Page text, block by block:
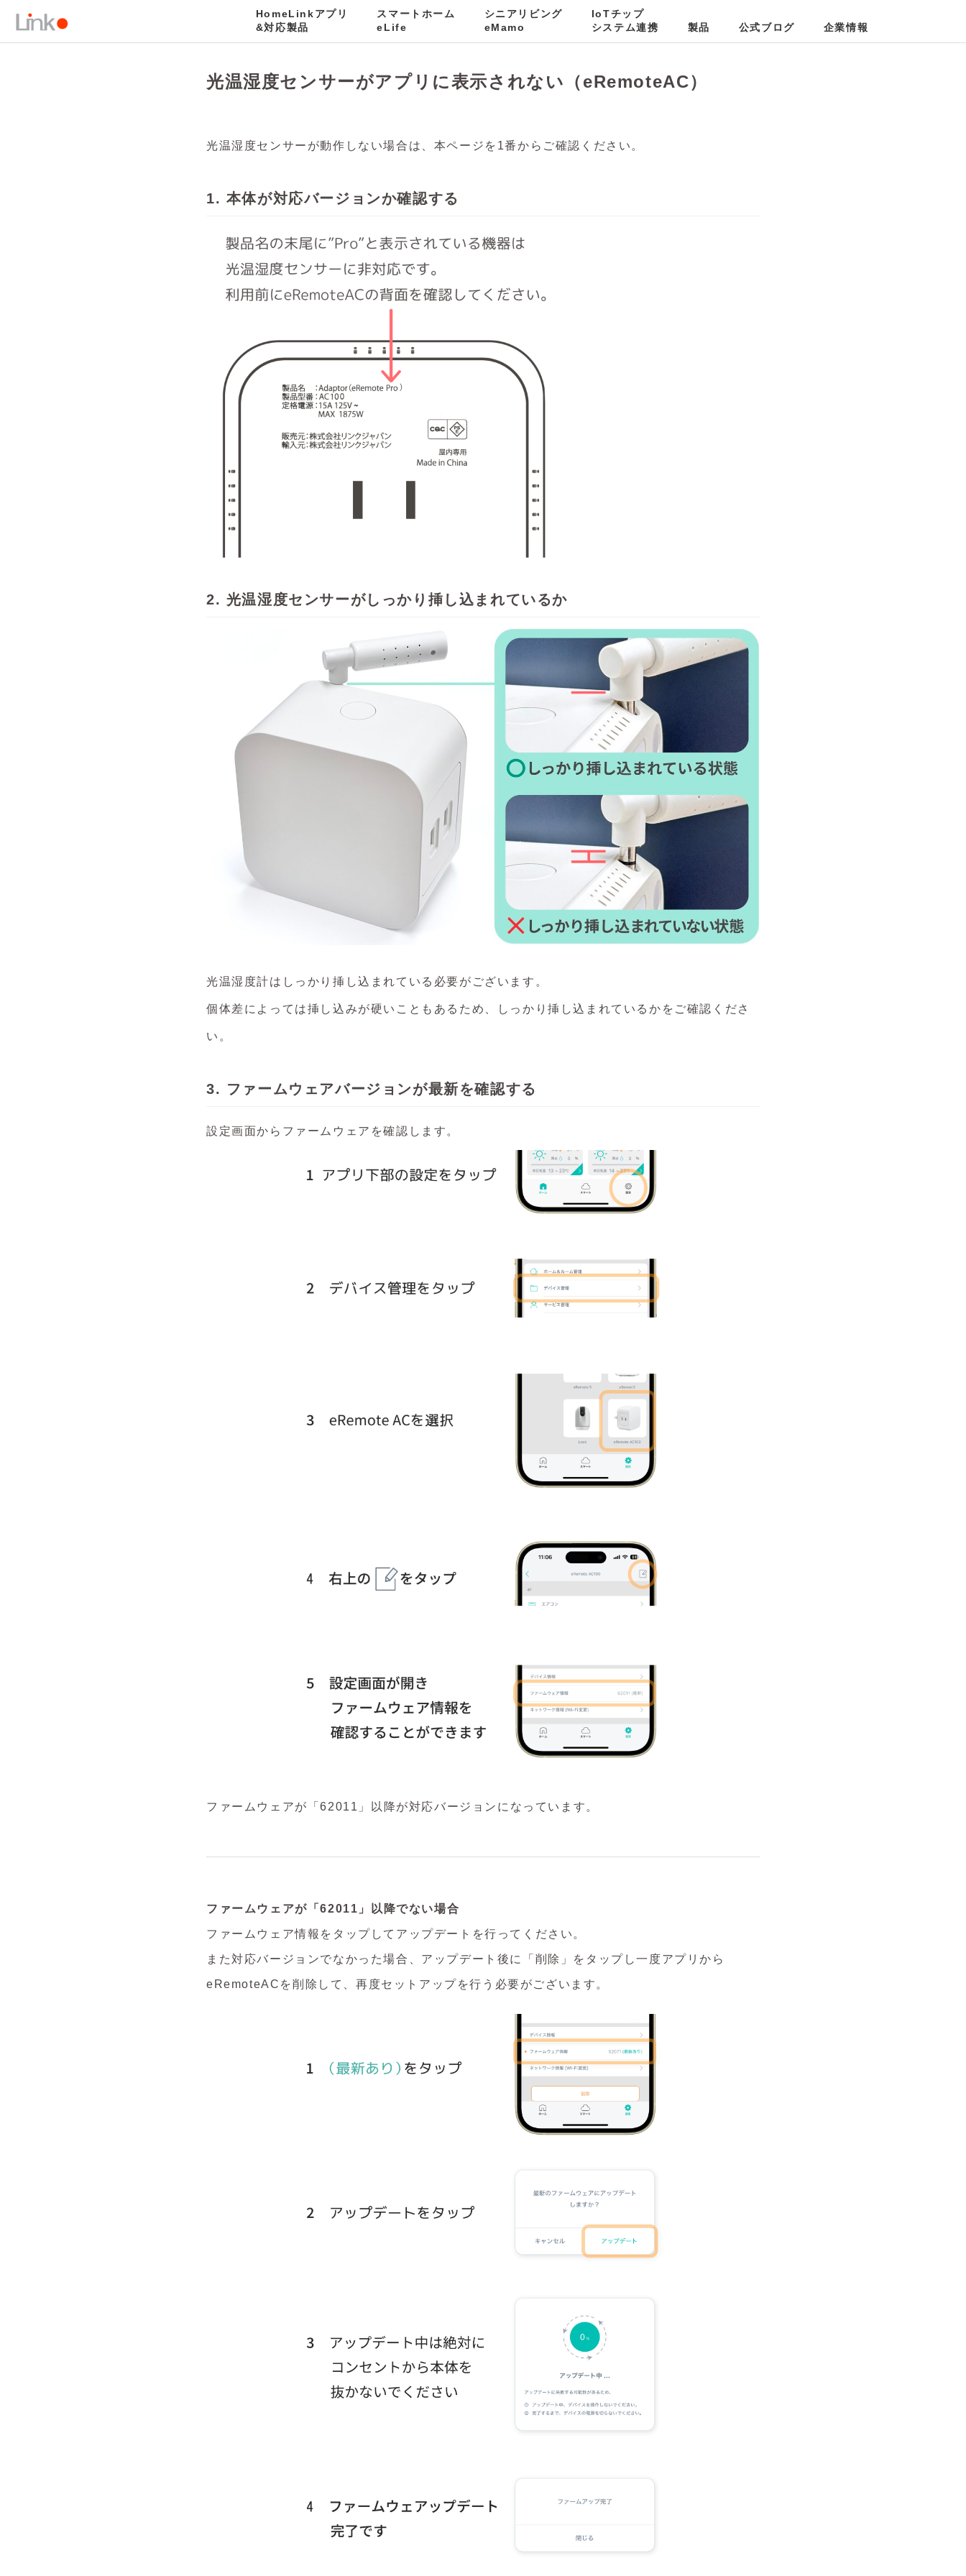
HomeLinkアプリ
&対応製品
スマートホーム
eLife
シニアリビング
eMamo
IoTチップ
システム連携
製品 公式ブログ 企業情報
サポートトップ 光温湿度センサーがアプリに表示されない（eRemoteAC）
光温湿度センサーがアプリに表示されない（eRemoteAC）
光温湿度センサーが動作しない場合は、本ページを1番からご確認ください。
1. 本体が対応バージョンか確認する
2. 光温湿度センサーがしっかり挿し込まれているか
光温湿度計はしっかり挿し込まれている必要がございます。
個体差によっては挿し込みが硬いこともあるため、しっかり挿し込まれているかをご確認くださ
い。
3. ファームウェアバージョンが最新を確認する
設定画面からファームウェアを確認します。
ファームウェアが「62011」以降が対応バージョンになっています。
ファームウェアが「62011」以降でない場合
ファームウェア情報をタップしてアップデートを行ってください。
また対応バージョンでなかった場合、アップデート後に「削除」をタップし一度アプリから
eRemoteACを削除して、再度セットアップを行う必要がございます。